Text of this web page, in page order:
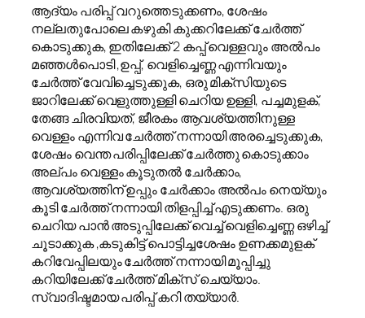
ആദ്യം പരിപ്പ് വറുത്തെടുക്കണം, ശേഷം
നല്ലതുപോലെ കഴുകി കുക്കറിലേക്ക് ചേർത്ത്
കൊടുക്കുക, ഇതിലേക്ക് 2 കപ്പ് വെള്ളവും അൽപം
മഞ്ഞൾപൊടി ,ഉപ്പ്, വെളിച്ചെണ്ണ എന്നിവയും
ചേർത്ത് വേവിച്ചെടുക്കുക, ഒരു മിക്സിയുടെ
ജാറിലേക്ക് വെളുത്തുള്ളി ചെറിയ ഉള്ളി, പച്ചമുളക്,
തേങ്ങ ചിരവിയത്, ജീരകം ആവശ്യത്തിനുള്ള
വെള്ളം എന്നിവ ചേർത്ത് നന്നായി അരച്ചെടുക്കുക,
ശേഷം വെന്ത പരിപ്പിലേക്ക് ചേർത്തു കൊടുക്കാം
അല്പം വെള്ളം കൂടുതൽ ചേർക്കാം,
ആവശ്യത്തിന് ഉപ്പും ചേർക്കാം അൽപം നെയ്യും
കൂടി ചേർത്ത് നന്നായി തിളപ്പിച്ച് എടുക്കണം. ഒരു
ചെറിയ പാൻ അടുപ്പിലേക്ക് വെച്ച് വെളിച്ചെണ്ണ ഒഴിച്ച്
ചൂടാക്കുക ,കടുകിട്ട് പൊട്ടിച്ചശേഷം ഉണക്കമുളക്
കറിവേപ്പിലയും ചേർത്ത് നന്നായി മൂപ്പിച്ചു
കറിയിലേക്ക് ചേർത്ത് മിക്സ് ചെയ്യാം.
സ്വാദിഷ്ടമായ പരിപ്പ് കറി തയ്യാർ.